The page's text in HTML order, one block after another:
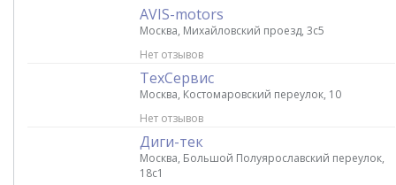
AVIS-motors
Москва, Михайловский проезд, 3с5
Нет отзывов
ТехСервис
Москва, Костомаровский переулок, 10
Нет отзывов
Диги-тек
Москва, Большой Полуярославский переулок,
18с1